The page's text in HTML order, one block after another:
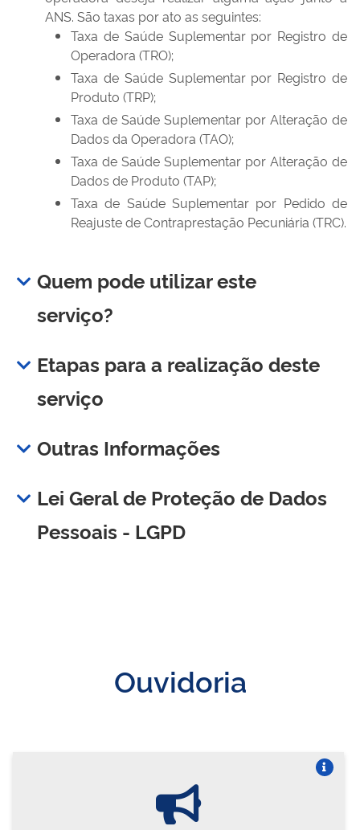
ANS. São taxas por ato as seguintes:
Taxa de Saúde Suplementar por Registro de
Operadora (TRO);
Taxa de Saúde Suplementar por Registro de
Produto (TRP);
Taxa de Saúde Suplementar por Alteração de
Dados da Operadora (TAO);
Taxa de Saúde Suplementar por Alteração de
Dados de Produto (TAP);
Taxa de Saúde Suplementar por Pedido de
Reajuste de Contraprestação Pecuniária (TRC).
Quem pode utilizar este
serviço?
Etapas para a realização deste
serviço
Outras Informações
Lei Geral de Proteção de Dados
Pessoais - LGPD
Ouvidoria